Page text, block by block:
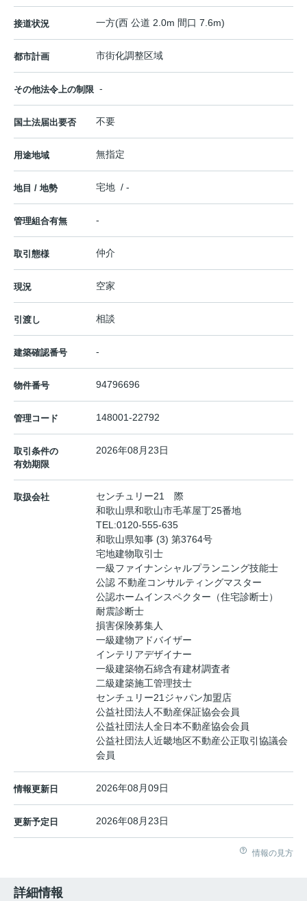
接道状況 一方(西 公道 2.0m 間口 7.6m)
都市計画 市街化調整区域
その他法令上の制限 -
国土法届出要否 不要
用途地域 無指定
地目 / 地勢 宅地 / -
管理組合有無 -
取引態様 仲介
現況 空家
引渡し 相談
建築確認番号 -
物件番号 94796696
管理コード 148001-22792
取引条件の
有効期限
2026年08月23日
取扱会社
センチュリー21 際
和歌山県和歌山市毛革屋丁25番地
TEL:0120-555-635
和歌山県知事 (3) 第3764号
宅地建物取引士
一級ファイナンシャルプランニング技能士
公認 不動産コンサルティングマスター
公認ホームインスペクター（住宅診断士）
耐震診断士
損害保険募集人
一級建物アドバイザー
インテリアデザイナー
一級建築物石綿含有建材調査者
二級建築施工管理技士
センチュリー21ジャパン加盟店
公益社団法人不動産保証協会会員
公益社団法人全日本不動産協会会員
公益社団法人近畿地区不動産公正取引協議会
会員
情報更新日 2026年08月09日
更新予定日 2026年08月23日
情報の見方
詳細情報